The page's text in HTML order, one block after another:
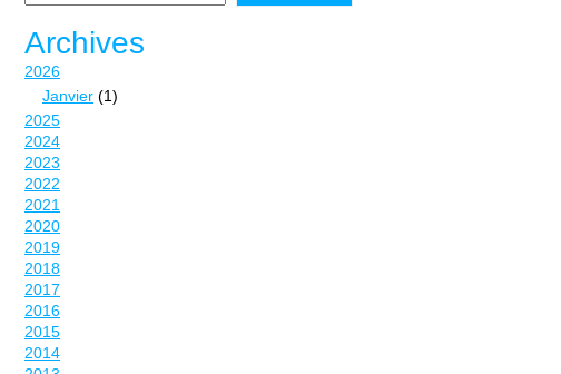
Archives
2026
Janvier (1)
2025
2024
2023
2022
2021
2020
2019
2018
2017
2016
2015
2014